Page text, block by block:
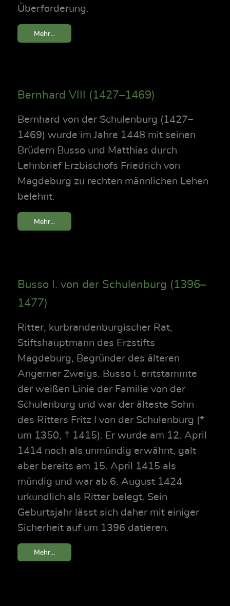
Überforderung.
Mehr...
Bernhard VIII (1427–1469)
Bernhard von der Schulenburg (1427–
1469) wurde im Jahre 1448 mit seinen
Brüdern Busso und Matthias durch
Lehnbrief Erzbischofs Friedrich von
Magdeburg zu rechten männlichen Lehen
belehnt.
Mehr...
Busso I. von der Schulenburg (1396–
1477)
Ritter, kurbrandenburgischer Rat,
Stiftshauptmann des Erzstifts
Magdeburg, Begründer des älteren
Angerner Zweigs. Busso I. entstammte
der weißen Linie der Familie von der
Schulenburg und war der älteste Sohn
des Ritters Fritz I von der Schulenburg (*
um 1350, † 1415). Er wurde am 12. April
1414 noch als unmündig erwähnt, galt
aber bereits am 15. April 1415 als
mündig und war ab 6. August 1424
urkundlich als Ritter belegt. Sein
Geburtsjahr lässt sich daher mit einiger
Sicherheit auf um 1396 datieren.
Mehr...